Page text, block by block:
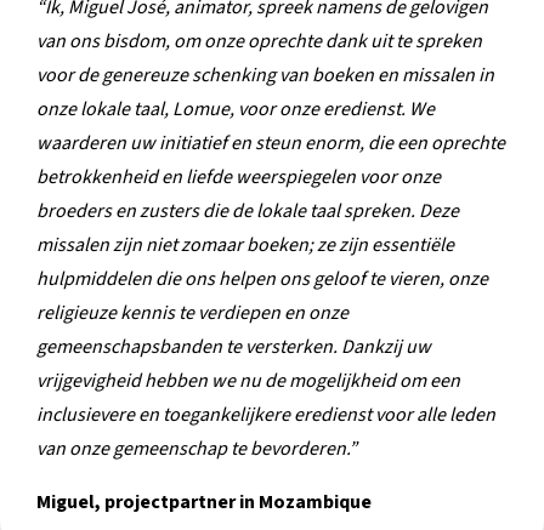
“Ik, Miguel José, animator, spreek namens de gelovigen
van ons bisdom, om onze oprechte dank uit te spreken
voor de genereuze schenking van boeken en missalen in
onze lokale taal, Lomue, voor onze eredienst. We
waarderen uw initiatief en steun enorm, die een oprechte
betrokkenheid en liefde weerspiegelen voor onze
broeders en zusters die de lokale taal spreken. Deze
missalen zijn niet zomaar boeken; ze zijn essentiële
hulpmiddelen die ons helpen ons geloof te vieren, onze
religieuze kennis te verdiepen en onze
gemeenschapsbanden te versterken. Dankzij uw
vrijgevigheid hebben we nu de mogelijkheid om een
inclusievere en toegankelijkere eredienst voor alle leden
van onze gemeenschap te bevorderen.”
Miguel, projectpartner in Mozambique